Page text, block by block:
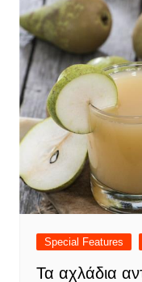
Special Features
Τα αχλάδια